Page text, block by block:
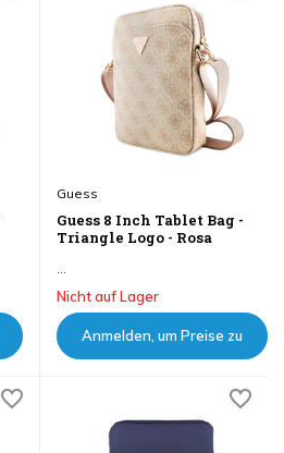
Guess
Guess 8 Inch Tablet Bag -
Triangle Logo - Rosa
Nicht auf Lager
Anmelden, um Preise zu